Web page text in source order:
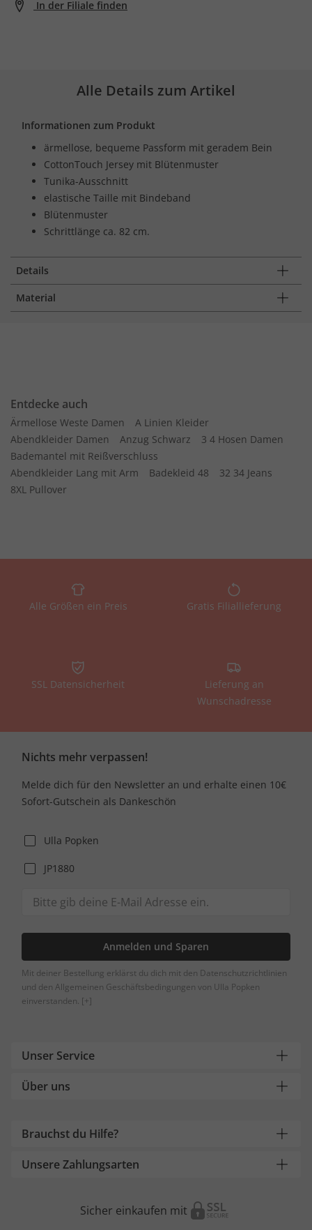
In der Filiale finden
Alle Details zum Artikel
Informationen zum Produkt
ärmellose, bequeme Passform mit geradem Bein
CottonTouch Jersey mit Blütenmuster
Tunika-Ausschnitt
elastische Taille mit Bindeband
Blütenmuster
Schrittlänge ca. 82 cm.
Details
Material
Entdecke auch
Ärmellose Weste Damen
A Linien Kleider
Abendkleider Damen
Anzug Schwarz
3 4 Hosen Damen
Bademantel mit Reißverschluss
Abendkleider Lang mit Arm
Badekleid 48
32 34 Jeans
8XL Pullover
Alle Größen ein Preis Gratis Filiallieferung
SSL Datensicherheit
Lieferung an
Wunschadresse
Nichts mehr verpassen!
Melde dich für den Newsletter an und erhalte einen 10€
Sofort-Gutschein als Dankeschön
Ulla Popken
JP1880
Anmelden und Sparen
Mit deiner Bestellung erklärst du dich mit den Datenschutzrichtlinien
und den Allgemeinen Geschäftsbedingungen von Ulla Popken
einverstanden. [+]
Unser Service
Über uns
Brauchst du Hilfe?
Unsere Zahlungsarten
Sicher einkaufen mit